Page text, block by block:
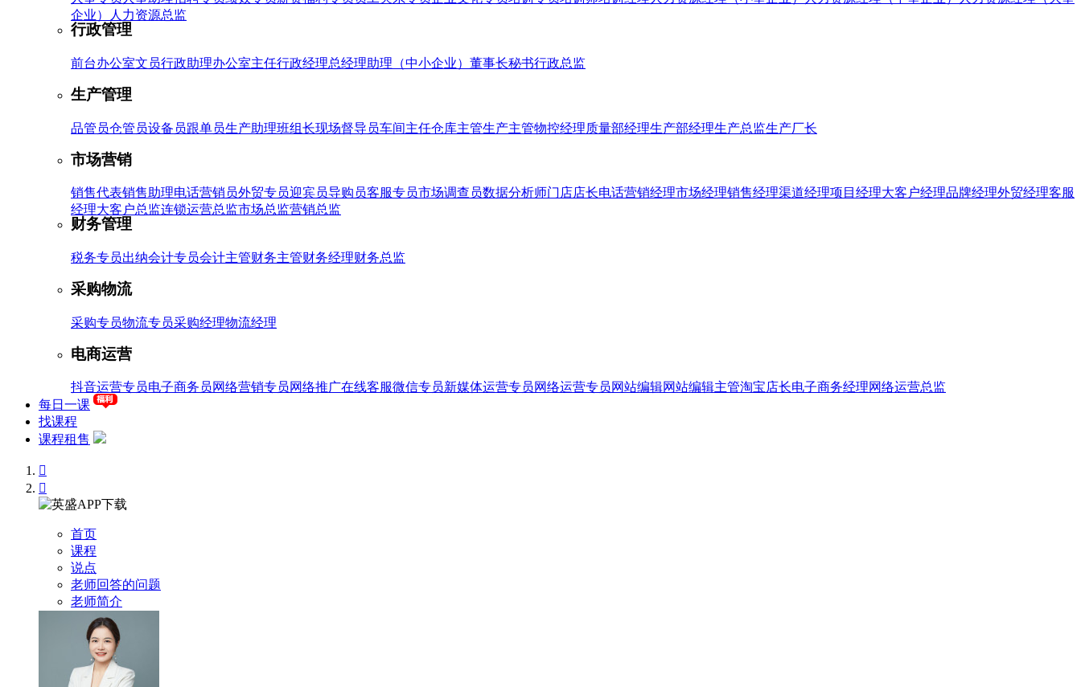
企业）
人力资源总监
行政管理
前台办公室文员行政助理办公室主任行政经理总经理助理（中小企业） 董事长秘书行政总监
生产管理
品管员仓管员设备员跟单员生产助理班组长现场督导员车间主任仓库主管生产主管物控经理质量部经理生产部经理生产总监生产厂长
市场营销
销售代表销售助理电话营销员外贸专员迎宾员导购员客服专员市场调查员数据分析师门店店长电话营销经理市场经理销售经理渠道经理项目经理大客户经理品牌经理外贸经理客服
经理大客户总监连锁运营总监市场总监营销总监
财务管理
税务专员出纳会计专员会计主管财务主管财务经理财务总监
采购物流
采购专员物流专员采购经理物流经理
电商运营
抖音运营专员电子商务员网络营销专员网络推广在线客服微信专员新媒体运营专员网络运营专员网站编辑网站编辑主管淘宝店长电子商务经理网络运营总监
每日一课
找课程
课程租售


首页
课程
说点
老师回答的问题
老师简介